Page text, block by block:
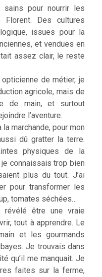
sains pour nourrir les
Florent. Des cultures
issues pour la
et vendues en
assez clair, le reste
de métier, je
agricole, mais de
de main, et surtout
l’aventure.
la marchande, pour mon
dû gratter la terre.
physiques de la
connaissais trop bien
plus du tout. J’ai
pour transformer les
tomates séchées…
révélé être une vraie
tout à apprendre. Le
et les gourmands
Je trouvais dans
qu’il me manquait. Je
faites sur la ferme,